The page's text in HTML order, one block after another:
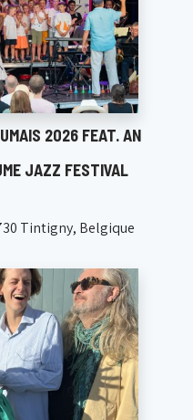
2026 FEAT. AN
JAZZ FESTIVAL
Tintigny, Belgique